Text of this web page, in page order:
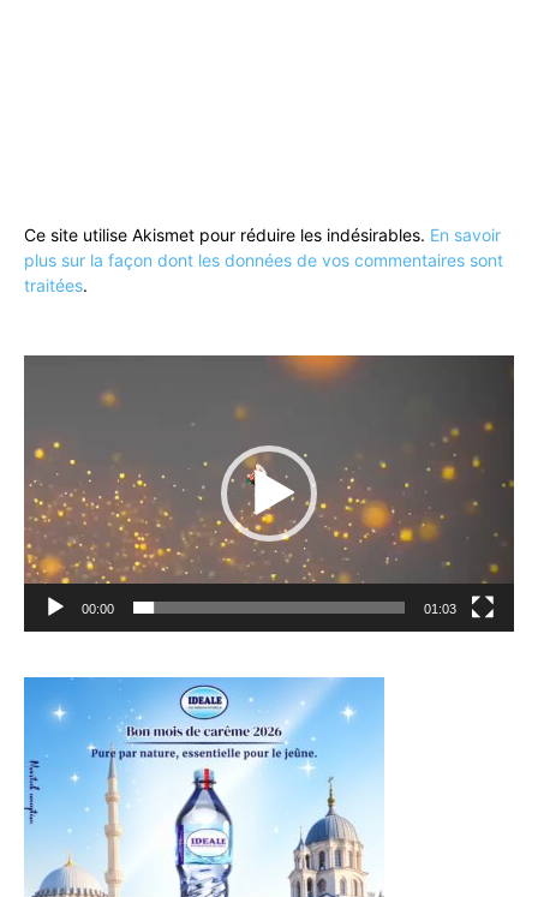
Ce site utilise Akismet pour réduire les indésirables. En savoir
plus sur la façon dont les données de vos commentaires sont
traitées.
00:00 01:03